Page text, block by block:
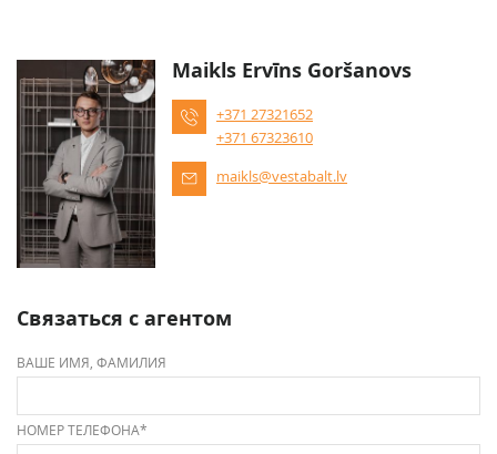
Maikls Ervīns Goršanovs
+371 27321652
+371 67323610
maikls@vestabalt.lv
Связаться с агентом
ВАШЕ ИМЯ, ФАМИЛИЯ
НОМЕР ТЕЛЕФОНА*